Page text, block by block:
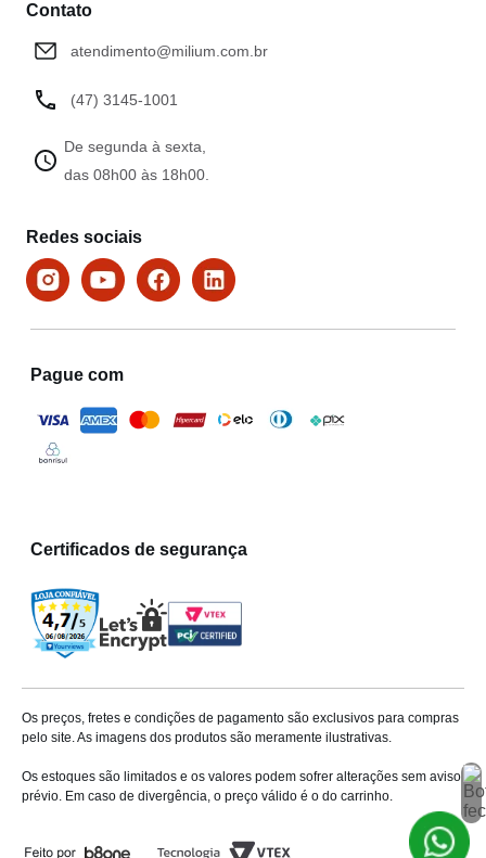
Contato
atendimento@milium.com.br
(47) 3145-1001
De segunda à sexta,
das 08h00 às 18h00.
Redes sociais
Pague com
Certificados de segurança
Os preços, fretes e condições de pagamento são exclusivos para compras
pelo site. As imagens dos produtos são meramente ilustrativas.
Os estoques são limitados e os valores podem sofrer alterações sem aviso
prévio. Em caso de divergência, o preço válido é o do carrinho.